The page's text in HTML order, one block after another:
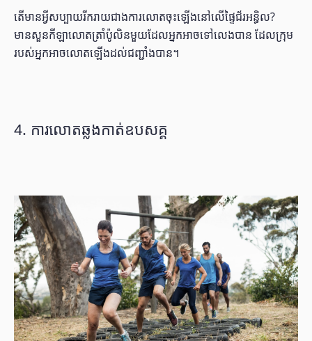
តើមានអ្វីសប្បាយរីករាយជាងការលោតចុះឡើងនៅលើផ្ទៃជ័រអន្ធិល?
មានសួនកីឡាលោតត្រាំប៉ូលិនមួយដែលអ្នកអាចទៅលេងបាន ដែលក្រុម
របស់អ្នកអាចលោតឡើងដល់ជញ្ជាំងបាន។
4. ការលោតឆ្លងកាត់ឧបសគ្គ